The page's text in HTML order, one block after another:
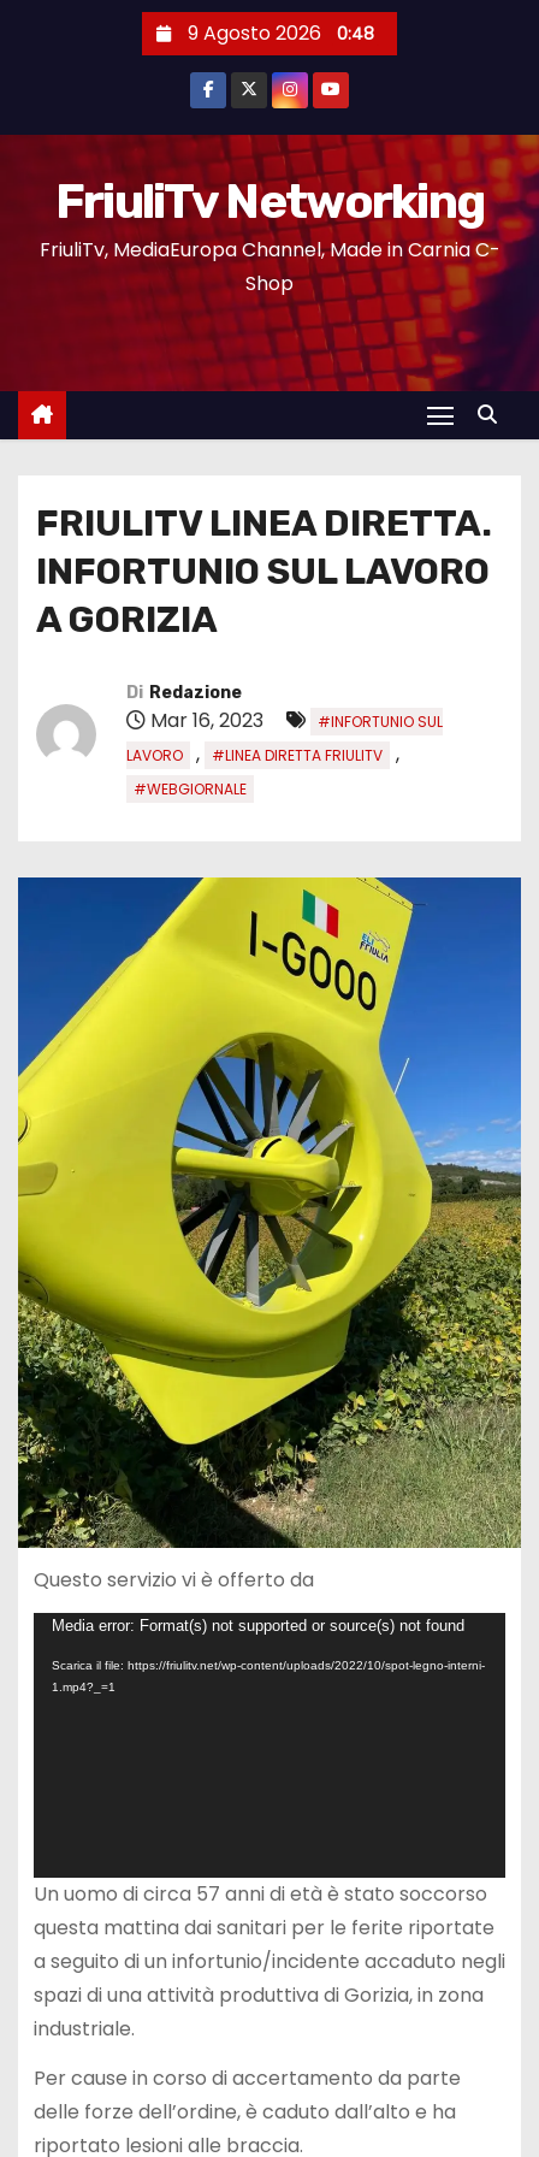
9 Agosto 2026 0:48
FriuliTv Networking
FriuliTv, MediaEuropa Channel, Made in Carnia C-
Shop
FRIULITV LINEA DIRETTA.
INFORTUNIO SUL LAVORO
A GORIZIA
Di Redazione
Mar 16, 2023
#INFORTUNIO SUL
LAVORO
, #LINEA DIRETTA FRIULITV ,
#WEBGIORNALE
Questo servizio vi è offerto da
y
e
r
Media error: Format(s) not supported or source(s) not found
Scarica il file: https://friulitv.net/wp-content/uploads/2022/10/spot-legno-interni-
1.mp4?_=1
Un uomo di circa 57 anni di età è stato soccorso
questa mattina dai sanitari per le ferite riportate
a seguito di un infortunio/incidente accaduto negli
spazi di una attività produttiva di Gorizia, in zona
industriale.
Per cause in corso di accertamento da parte
delle forze dell’ordine, è caduto dall’alto e ha
riportato lesioni alle braccia.